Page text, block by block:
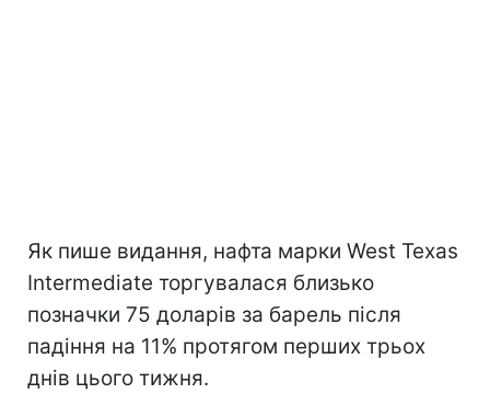
Як пише видання, нафта марки West Texas
Intermediate торгувалася близько
позначки 75 доларів за барель після
падіння на 11% протягом перших трьох
днів цього тижня.